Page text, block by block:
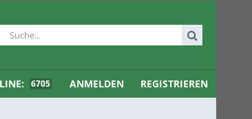
6705 ANMELDEN REGISTRIEREN